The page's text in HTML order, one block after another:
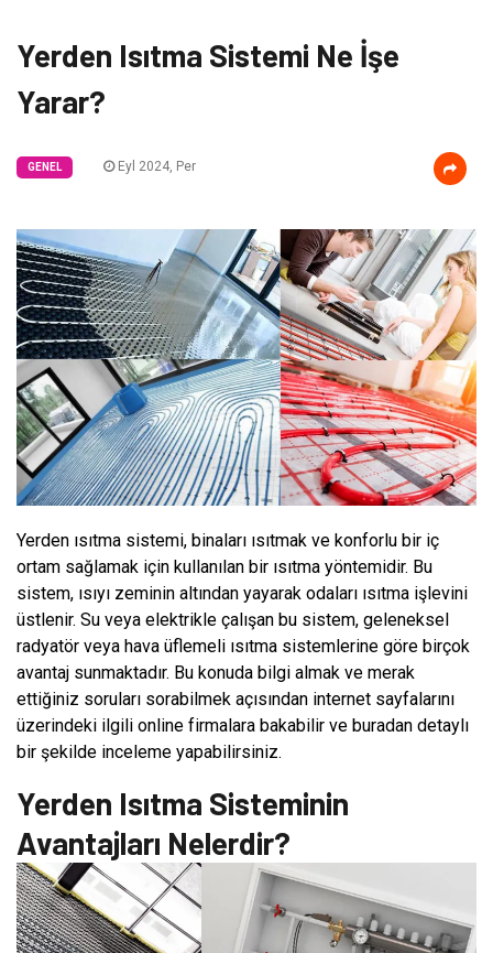
Yerden Isıtma Sistemi Ne İşe
Yarar?
GENEL Eyl 2024, Per
Yerden ısıtma sistemi, binaları ısıtmak ve konforlu bir iç
ortam sağlamak için kullanılan bir ısıtma yöntemidir. Bu
sistem, ısıyı zeminin altından yayarak odaları ısıtma işlevini
üstlenir. Su veya elektrikle çalışan bu sistem, geleneksel
radyatör veya hava üflemeli ısıtma sistemlerine göre birçok
avantaj sunmaktadır. Bu konuda bilgi almak ve merak
ettiğiniz soruları sorabilmek açısından internet sayfalarını
üzerindeki ilgili online firmalara bakabilir ve buradan detaylı
bir şekilde inceleme yapabilirsiniz.
Yerden Isıtma Sisteminin
Avantajları Nelerdir?